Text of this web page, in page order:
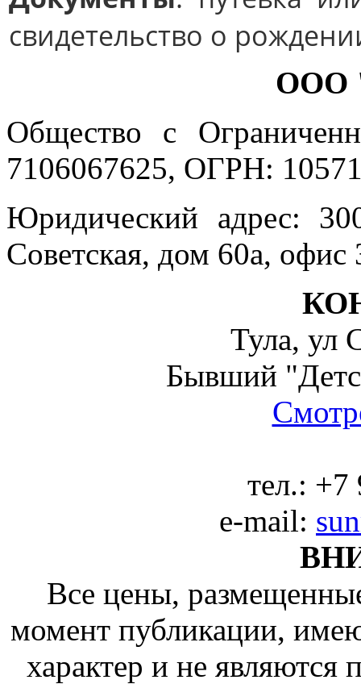
свидетельство о
ООО
Общество с
7106067625, ОГРН:
Юридический адрес:
Советская, дом 60а, офис
Тула, ул
Бывший
тел.: +7
e-mail:
Все цены,
момент публикации,
характер и не